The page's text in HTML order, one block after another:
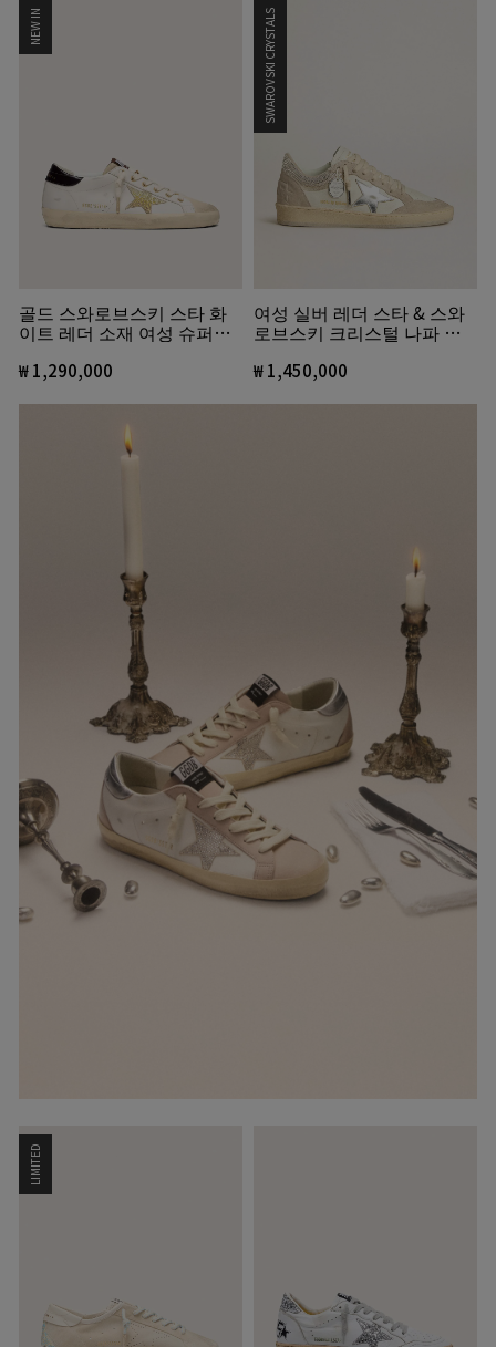
NEW IN
골드 스와로브스키 스타 화
이트 레더 소재 여성 슈퍼스
₩ 1,290,000
SWAROVSKI CRYSTALS
여성 실버 레더 스타 & 스와
로브스키 크리스털 나파 레
₩ 1,450,000
LIMITED